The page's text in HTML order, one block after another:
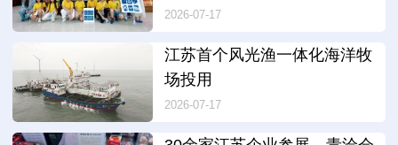
2026-07-17
江苏首个风光渔一体化海洋牧
场投用
2026-07-17